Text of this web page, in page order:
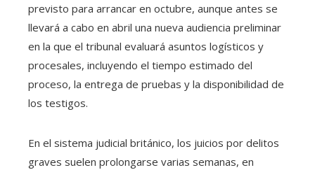
previsto para arrancar en octubre, aunque antes se
llevará a cabo en abril una nueva audiencia preliminar
en la que el tribunal evaluará asuntos logísticos y
procesales, incluyendo el tiempo estimado del
proceso, la entrega de pruebas y la disponibilidad de
los testigos.
En el sistema judicial británico, los juicios por delitos
graves suelen prolongarse varias semanas, en